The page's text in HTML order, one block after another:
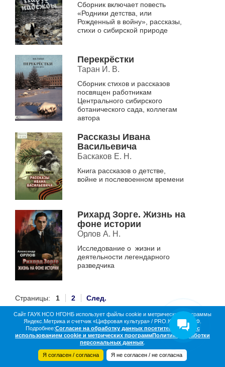
Сборник включает повесть
«Родники детства, или
Рожденный в войну», рассказы,
стихи о сибирской природе
Перекрёстки
Таран И. В.
Сборник стихов и рассказов
посвящен работникам
Центрального сибирского
ботанического сада, коллегам
автора
Рассказы Ивана
Васильевича
Баскаков Е. Н.
Книга рассказов о детстве,
войне и послевоенном времени
Рихард Зорге. Жизнь на
фоне истории
Орлов А. Н.
Исследование о жизни и
деятельности легендарного
разведчика
Страницы: 1 2 След.
О библиотеке Коллекции
Цифровая жизнь
Документы в оцифровке
Статистика
Контакты
Партнёры
© 2016-2026 НГОНБ
Сайт ГАУК НСО НГОНБ использует файлы cookie и метрические программы
Яндекс.Метрика и счетчик «Цифровая культура» / PRO.Культура.РФ.
Подробнее:Согласие на обработку данных посетителей сайта с
использованием cookie и метрических программПолитика обработки
персональных данных
Я согласен / согласна Я не согласен / не согласна